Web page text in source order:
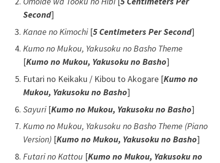
Second]
Kanae no Kimochi[5 Centimeters Per Second]
Kumo no Mukou, Yakusoku no Basho Theme
[Kumo no Mukou, Yakusoku no Basho]
Futari no Keikaku / Kibou to Akogare [Kumo no
Mukou, Yakusoku no Basho]
Sayuri[Kumo no Mukou, Yakusoku no Basho]
Kumo no Mukou, Yakusoku no Basho Theme (Piano
Version) [Kumo no Mukou, Yakusoku no Basho]
Futari no Kattou [Kumo no Mukou, Yakusoku no